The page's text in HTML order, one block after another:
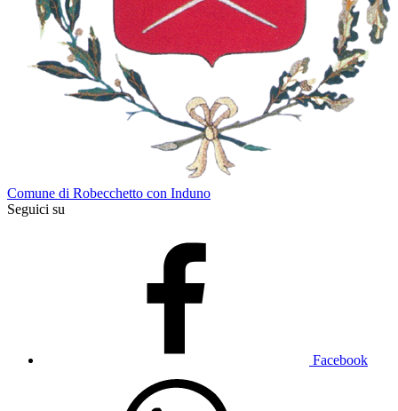
Comune di Robecchetto con Induno
Seguici su
Facebook